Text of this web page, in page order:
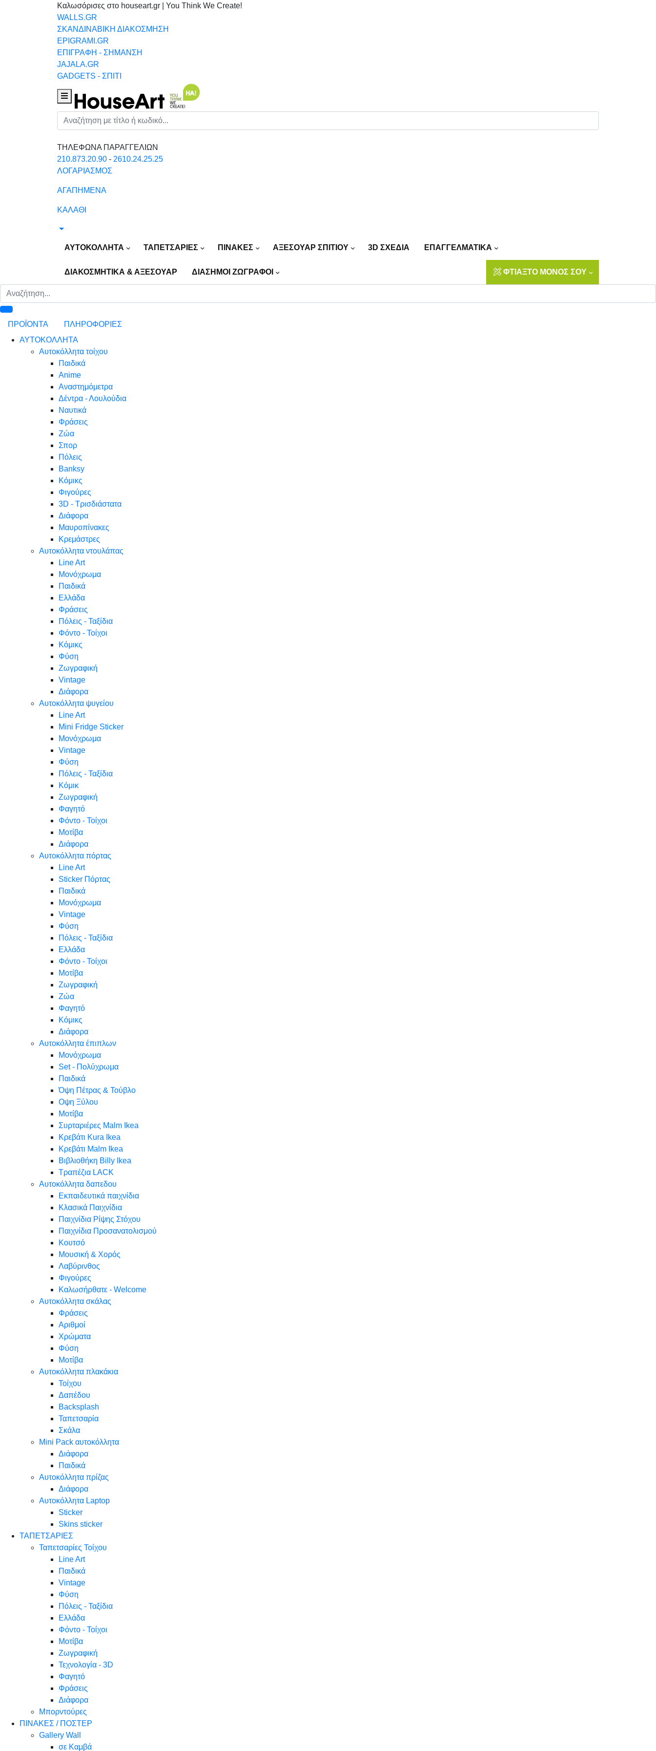
Καλωσόρισες στο houseart.gr | You Think We Create!
WALLS.GR
ΣΚΑΝΔΙΝΑΒΙΚΗ ΔΙΑΚΟΣΜΗΣΗ
EPIGRAMI.GR
ΕΠΙΓΡΑΦΗ - ΣΗΜΑΝΣΗ
JAJALA.GR
GADGETS - ΣΠΙΤΙ
Houseart Menu
Αναζήτηση
ΤΗΛΕΦΩΝΑ ΠΑΡΑΓΓΕΛΙΩΝ
210.873.20.90 - 2610.24.25.25
ΛΟΓΑΡΙΑΣΜΟΣ
ΑΓΑΠΗΜΕΝΑ
ΚΑΛΑΘΙ
ΑΥΤΟΚΟΛΛΗΤΑ ΤΑΠΕΤΣΑΡΙΕΣ ΠΙΝΑΚΕΣ ΑΞΕΣΟΥΑΡ ΣΠΙΤΙΟΥ 3D ΣΧΕΔΙΑ ΕΠΑΓΓΕΛΜΑΤΙΚΑ
ΔΙΑΚΟΣΜΗΤΙΚΑ & ΑΞΕΣΟΥΑΡ ΔΙΑΣΗΜΟΙ ΖΩΓΡΑΦΟΙ ΦΤΙΑΞΤΟ ΜΟΝΟΣ ΣΟΥ
ΠΡΟΪΟΝΤΑ
ΠΛΗΡΟΦΟΡΙΕΣ
ΑΥΤΟΚΟΛΛΗΤΑ
Αυτοκόλλητα τοίχου
Παιδικά
Anime
Αναστημόμετρα
Δέντρα - Λουλούδια
Ναυτικά
Φράσεις
Ζώα
Σπορ
Πόλεις
Banksy
Κόμικς
Φιγούρες
3D - Τρισδιάστατα
Διάφορα
Μαυροπίνακες
Κρεμάστρες
Αυτοκόλλητα ντουλάπας
Line Art
Μονόχρωμα
Παιδικά
Ελλάδα
Φράσεις
Πόλεις - Ταξίδια
Φόντο - Τοίχοι
Κόμικς
Φύση
Ζωγραφική
Vintage
Διάφορα
Αυτοκόλλητα ψυγείου
Line Art
Mini Fridge Sticker
Μονόχρωμα
Vintage
Φύση
Πόλεις - Ταξίδια
Κόμικ
Ζωγραφική
Φαγητό
Φόντο - Τοίχοι
Μοτίβα
Διάφορα
Αυτοκόλλητα πόρτας
Line Art
Sticker Πόρτας
Παιδικά
Μονόχρωμα
Vintage
Φύση
Πόλεις - Ταξίδια
Ελλάδα
Φόντο - Τοίχοι
Μοτίβα
Ζωγραφική
Ζώα
Φαγητό
Κόμικς
Διάφορα
Αυτοκόλλητα έπιπλων
Μονόχρωμα
Set - Πολύχρωμα
Παιδικά
Όψη Πέτρας & Τούβλο
Oψη Ξύλου
Μοτίβα
Συρταριέρες Malm Ikea
Κρεβάτι Kura Ikea
Κρεβάτι Malm Ikea
Βιβλιοθήκη Billy Ikea
Τραπέζια LACK
Αυτοκόλλητα δαπεδου
Εκπαιδευτικά παιχνίδια
Κλασικά Παιχνίδια
Παιχνίδια Ρίψης Στόχου
Παιχνίδια Προσανατολισμού
Κουτσό
Μουσική & Χορός
Λαβύρινθος
Φιγούρες
Καλωσήρθατε - Welcome
Αυτοκόλλητα σκάλας
Φράσεις
Αριθμοί
Χρώματα
Φύση
Μοτίβα
Αυτοκόλλητα πλακάκια
Τοίχου
Δαπέδου
Backsplash
Ταπετσαρία
Σκάλα
Mini Pack αυτοκόλλητα
Διάφορα
Παιδικά
Αυτοκόλλητα πρίζας
Διάφορα
Αυτοκόλλητα Laptop
Sticker
Skins sticker
ΤΑΠΕΤΣΑΡΙΕΣ
Ταπετσαρίες Τοίχου
Line Art
Παιδικά
Vintage
Φύση
Πόλεις - Ταξίδια
Ελλάδα
Φόντο - Τοίχοι
Μοτίβα
Ζωγραφική
Τεχνολογία - 3D
Φαγητό
Φράσεις
Διάφορα
Μπορντούρες
ΠΙΝΑΚΕΣ / ΠΟΣΤΕΡ
Gallery Wall
σε Καμβά